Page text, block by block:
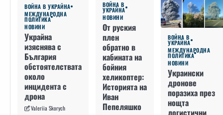
ВОЙНА В УКРАЙНА
МЕЖДУНАРОДНА
ПОЛИТИКА
НОВИНИ
Украйна
изяснява с
България
обстоятелствата
около
инцидента с
дрона
Valeriia Skorych
ВОЙНА В
УКРАЙНА
НОВИНИ
От руския
плен
обратно в
кабината на
бойния
хеликоптер:
Историята на
Иван
Пепеляшко
ВОЙНА В
УКРАЙНА
МЕЖДУНАРОДНА
ПОЛИТИКА
НОВИНИ
Украински
дронове
поразиха през
нощта
логистични